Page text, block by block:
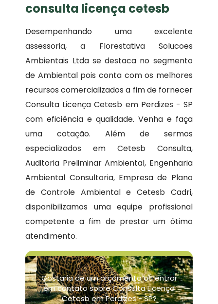
consulta licença cetesb
Desempenhando uma excelente
assessoria, a Florestativa Solucoes
Ambientais Ltda se destaca no segmento
de Ambiental pois conta com os melhores
recursos comercializados a fim de fornecer
Consulta Licença Cetesb em Perdizes - SP
com eficiência e qualidade. Venha e faça
uma cotação. Além de sermos
especializados em Cetesb Consulta,
Auditoria Preliminar Ambiental, Engenharia
Ambiental Consultoria, Empresa de Plano
de Controle Ambiental e Cetesb Cadri,
disponibilizamos uma equipe profissional
competente a fim de prestar um ótimo
atendimento.
Gostaria de um orçamento ou entrar
em contato sobre Consulta Licença
Cetesb em Perdizes - SP?